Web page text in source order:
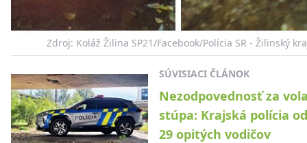
Zdroj: Koláž Žilina SP21/Facebook/Polícia SR - Žilinský
SÚVISIACI ČLÁNOK
Nezodpovednosť za
stúpa: Krajská polícia
29 opitých vodičov